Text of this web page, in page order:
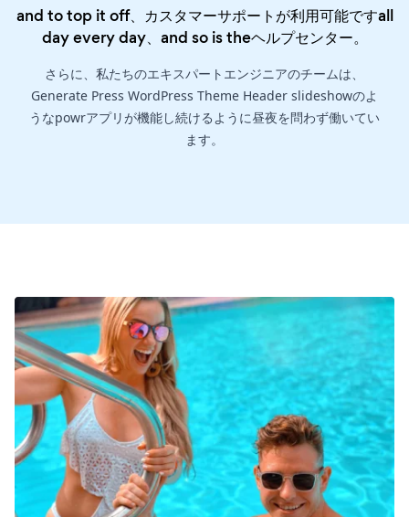
and to top it off、カスタマーサポートが利用可能ですall
day every day、and so is theヘルプセンター。
さらに、私たちのエキスパートエンジニアのチームは、
Generate Press WordPress Theme Header slideshowのよ
うなpowrアプリが機能し続けるように昼夜を問わず働いてい
ます。